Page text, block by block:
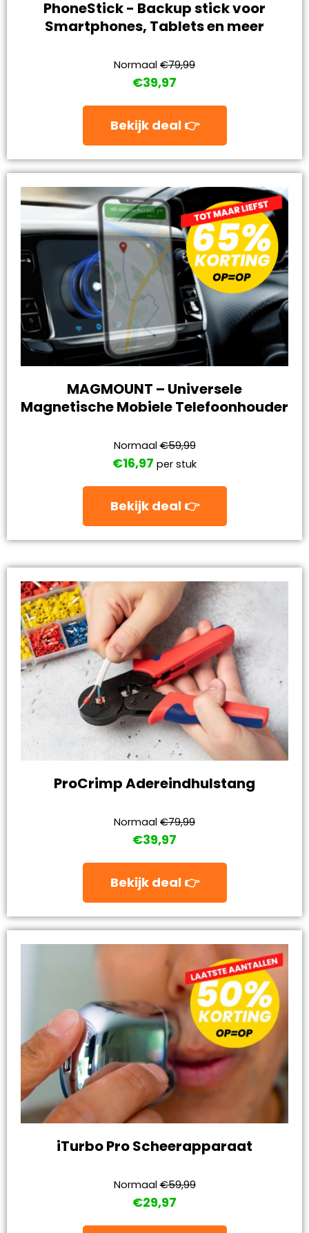
PhoneStick - Backup stick voor
Smartphones, Tablets en meer
Normaal €79,99
€39,97
Bekijk deal 👉
MAGMOUNT – Universele
Magnetische Mobiele Telefoonhouder
Normaal€59,99
€16,97 per stuk
Bekijk deal 👉
ProCrimp Adereindhulstang
Normaal €79,99
€39,97
Bekijk deal 👉
iTurbo Pro Scheerapparaat
Normaal€59,99
€29,97